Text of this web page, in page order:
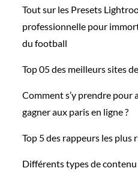
Tout sur les Presets
professionnelle pour
du football
Top 05 des meilleurs sites
Comment s’y prendre pour
gagner aux paris en ligne ?
Top 5 des rappeurs les plus
Différents types de